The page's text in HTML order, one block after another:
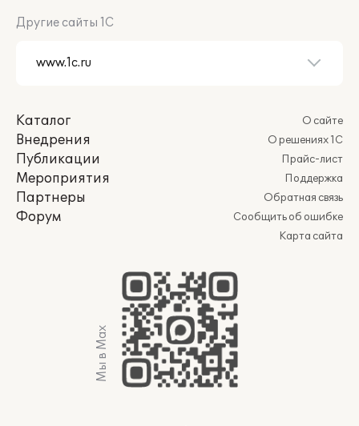
Другие сайты 1С
Каталог
Внедрения
Публикации
Мероприятия
Партнеры
Форум
О сайте
О решениях 1С
Прайс-лист
Поддержка
Обратная связь
Сообщить об ошибке
Карта сайта
Мы в Max